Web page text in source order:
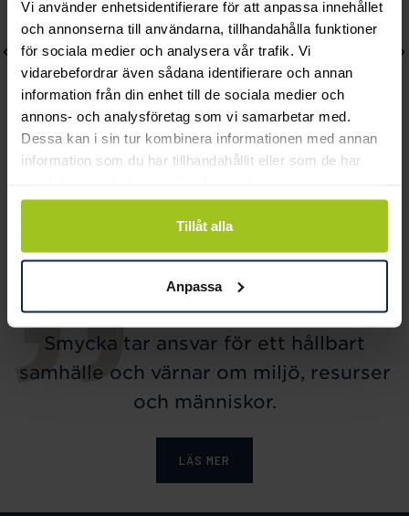
Vi använder enhetsidentifierare för att anpassa innehållet
och annonserna till användarna, tillhandahålla funktioner
för sociala medier och analysera vår trafik. Vi
vidarebefordrar även sådana identifierare och annan
information från din enhet till de sociala medier och
annons- och analysföretag som vi samarbetar med.
Dessa kan i sin tur kombinera informationen med annan
information som du har tillhandahållit eller som de har
Tillåt alla
Anpassa
Pensée Ear
Balance Ear
Pris
3 200 kr
Smycka tar ansvar för ett hållbart
samhälle och värnar om miljö, resurser
och människor.
LÄS MER